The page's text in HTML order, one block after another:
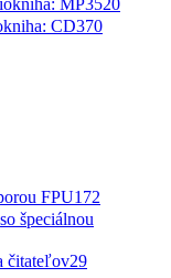
CD370
FPU172
so špeciálnou
čitateľov29